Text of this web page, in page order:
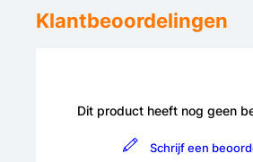
Klantbeoordelingen
Dit product heeft nog geen
Schrijf een